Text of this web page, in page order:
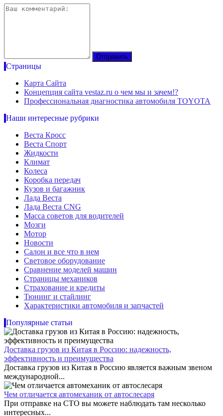
Страницы
Карта Сайта
Концепция сайта vestaz.ru о чем мы и зачем!?
Профессиональная диагностика автомобиля TOYOTA
Наши интересные рубрики
Веста Кросс
Веста Спорт
Жидкости
Климат
Колеса
Коробка передач
Кузов и багажник
Лада Веста
Лада Веста CNG
Масса советов для водителей
Мозги
Мотор
Новости
Салон и все что в нем
Световое оборудование
Сравнение моделей машин
Страницы механиков
Страхование и кредиты
Тюнинг и стайлинг
Характеристики автомобиля и запчастей
Популярные статьи
Доставка грузов из Китая в Россию: надежность,
эффективность и преимущества
Доставка грузов из Китая в Россию является важным звеном
международной...
Чем отличается автомеханик от автослесаря
При отправке на СТО вы можете наблюдать там несколько
интересных...